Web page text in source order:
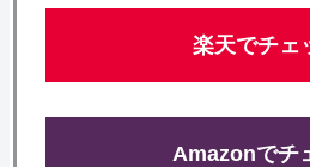
楽天でチェ
Amazonでチ